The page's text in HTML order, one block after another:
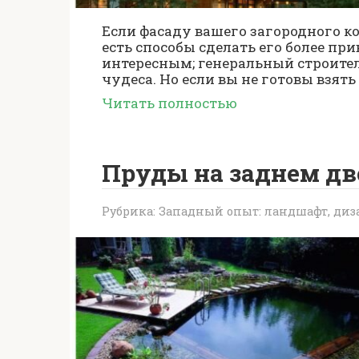
Если фасаду вашего загородного
есть способы сделать его более
интересным; генеральный
чудеса. Но если вы не готовы взять
Читать полностью
Пруды на заднем
Рубрика: Западный опыт: ландшафт,